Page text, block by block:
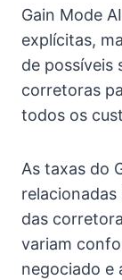
Gain Mode
explícitas,
de possíveis
corretoras
todos os
As taxas do
das
variam
negociado e